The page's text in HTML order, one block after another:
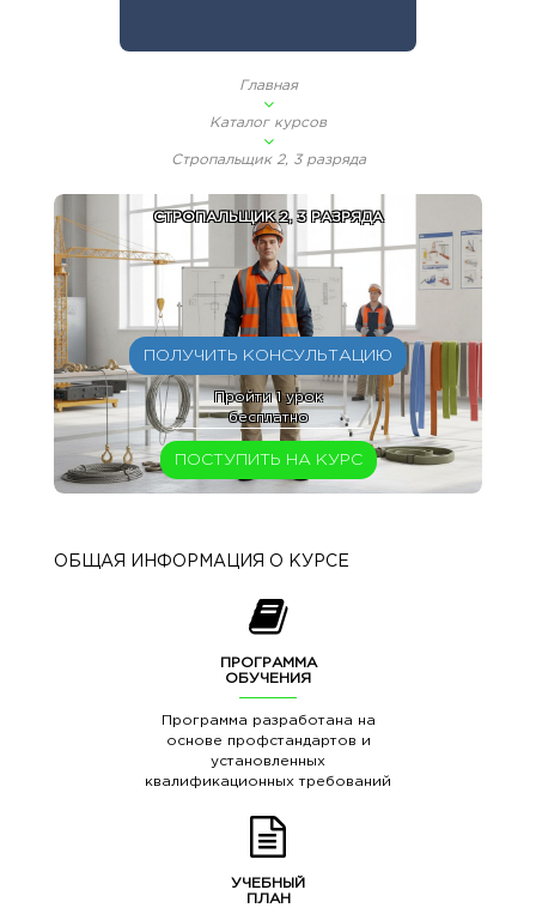
Главная
Каталог курсов
Стропальщик 2, 3 разряда
СТРОПАЛЬЩИК 2, 3 РАЗРЯДА
ПОЛУЧИТЬ КОНСУЛЬТАЦИЮ
Пройти 1 урок
бесплатно
ПОСТУПИТЬ НА КУРС
ОБЩАЯ ИНФОРМАЦИЯ О КУРСЕ
ПРОГРАММА
ОБУЧЕНИЯ
Программа разработана на
основе профстандартов и
установленных
квалификационных требований
УЧЕБНЫЙ
ПЛАН